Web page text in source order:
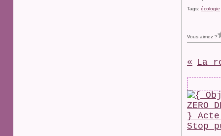
Tags: écologie
Vous aimez ?